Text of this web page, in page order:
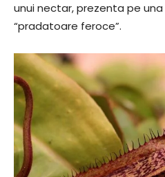
unui nectar, prezenta pe
“pradatoare feroce”.